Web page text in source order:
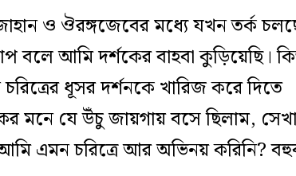
ও ঔরঙ্গজেবের মধ্যে যখন তর্ক
বলে আমি দর্শকের বাহবা কুড়িয়েছি।
ধূসর দর্শনকে খারিজ করে দিতে
মনে যে উঁচু জায়গায় বসে ছিলাম,
এমন চরিত্রে আর অভিনয় করিনি?